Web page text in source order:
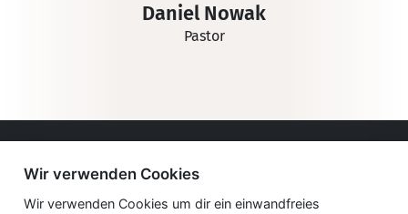
Daniel Nowak
Pastor
Impressum
Datenschutzerklärung
Wir verwenden Cookies
Wir verwenden Cookies um dir ein einwandfreies